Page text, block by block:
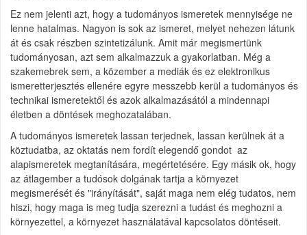
Ez nem jelenti azt, hogy a tudományos ismeretek mennyisége ne
lenne hatalmas. Nagyon is sok az ismeret, melyet nehezen látunk
át és csak részben szintetizálunk. Amit már megismertünk
tudományosan, azt sem alkalmazzuk a gyakorlatban. Még a
szakemebrek sem, a közember a mediák és ez elektronikus
ismeretterjesztés ellenére egyre messzebb kerül a tudományos és
technikai ismeretektől és azok alkalmazásától a mindennapi
életben a döntések meghozatalában.
A tudományos ismeretek lassan terjednek, lassan kerülnek át a
köztudatba, az oktatás nem fordít elegendő gondot az
alapismeretek megtanítására, megértetésére. Egy másik ok, hogy
az átlagember a tudósok dolgának tartja a környezet
megismerését és "irányítását", saját maga nem elég tudatos, nem
hiszi, hogy maga is meg tudja szerezni a tudást és meghozni a
környezettel, a környezet használatával kapcsolatos döntéseit.